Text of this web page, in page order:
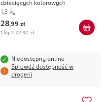
dziecięcych kolorowych
1,3 kg
28,99 zł
1 kg = 22,30 zł
Niedostępny online
Sprawdź dostępność w
drogerii